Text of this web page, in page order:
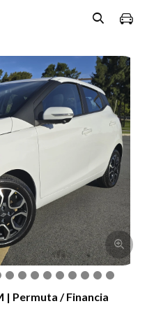
| Permuta / Financia